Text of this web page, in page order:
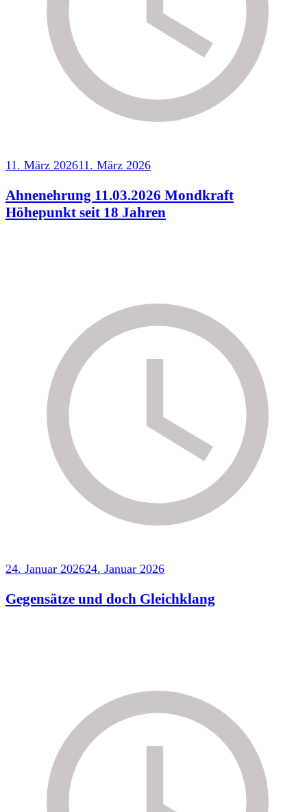
11. März 202611. März 2026
Ahnenehrung 11.03.2026 Mondkraft
Höhepunkt seit 18 Jahren
24. Januar 202624. Januar 2026
Gegensätze und doch Gleichklang